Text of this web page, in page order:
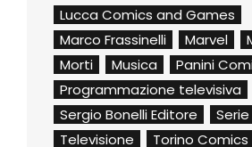
Lucca Comics and Games
Marco Frassinelli
Marvel
Morti
Musica Panini
Programmazione televisiva
Sergio Bonelli Editore
Serie
Televisione
Torino Comics